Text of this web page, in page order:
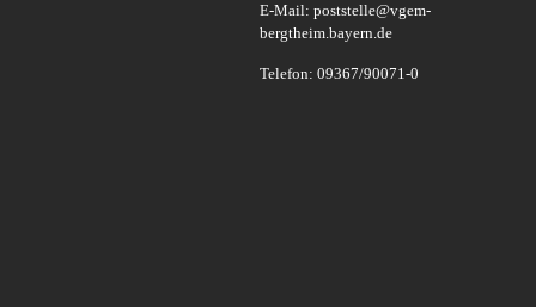
E-Mail: poststelle@vgem-
bergtheim.bayern.de
Telefon: 09367/90071-0